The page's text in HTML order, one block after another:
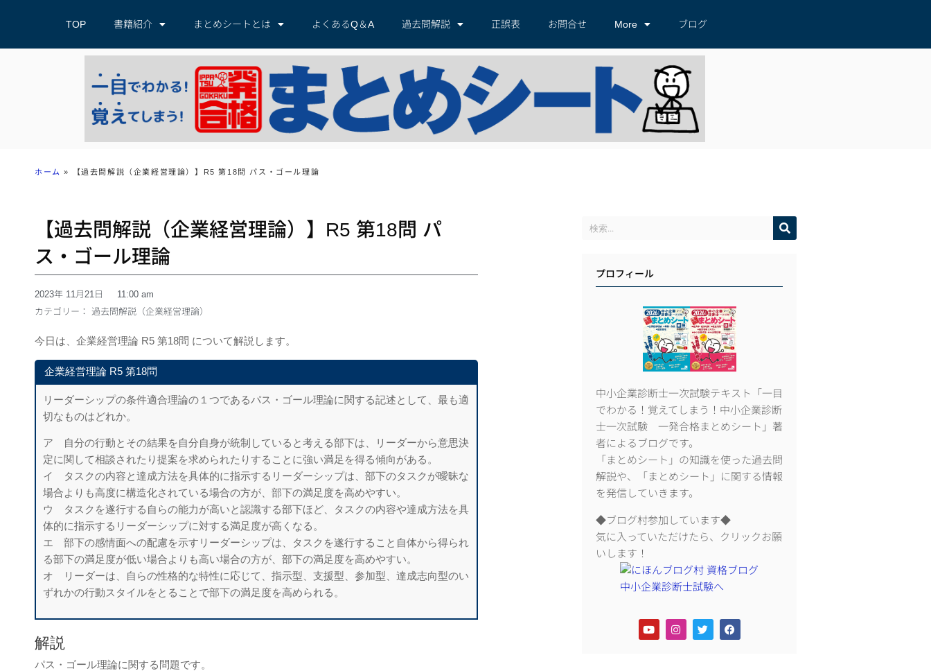
TOP 書籍紹介 まとめシートとは よくあるQ＆A 過去問解説 正誤表 お問合せ More ブログ
ホーム » 【過去問解説（企業経営理論）】R5 第18問 パス・ゴール理論
【過去問解説（企業経営理論）】R5 第18問 パ
ス・ゴール理論
2023年 11月21日
11:00 am
カテゴリー： 過去問解説（企業経営理論）
今日は、企業経営理論 R5 第18問 について解説します。
企業経営理論 R5 第18問
リーダーシップの条件適合理論の１つであるパス・ゴール理論に関する記述として、最も適
切なものはどれか。
ア 自分の行動とその結果を自分自身が統制していると考える部下は、リーダーから意思決
定に関して相談されたり提案を求められたりすることに強い満足を得る傾向がある。
イ タスクの内容と達成方法を具体的に指示するリーダーシップは、部下のタスク が曖昧な
場合よりも高度に構造化されている場合の方が、部下の満足度を高めやすい。
ウ タスクを遂行する自らの能力が高いと認識する部下ほど、タスクの内容や達成方法を具
体的に指示するリーダーシップに対する満足度が高くなる。
エ 部下の感情面への配慮を示すリーダーシップは、タスクを遂行すること自体から得られ
る部下の満足度が低い場合よりも高い場合の方が、部下の満足度を高めやすい。
オ リーダーは、自らの性格的な特性に応じて、指示型、支援型、参加型、達成志向型のい
ずれかの行動スタイルをとることで部下の満足度を高められる。
解説
パス・ゴール理論に関する問題です。
プロフィール
中小企業診断士一次試験テキスト「一目
でわかる！覚えてしまう！中小企業診断
士一次試験 一発合格まとめシート」著
者によるブログです。
「まとめシート」の知識を使った過去問
解説や、「まとめシート」に関する情報
を発信していきます。
◆ブログ村参加しています◆
気に入っていただけたら、クリックお願
いします！